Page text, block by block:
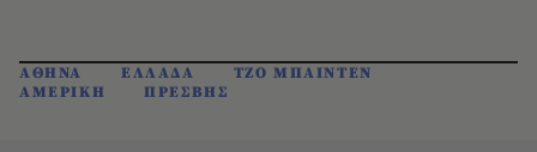
ΑΘΗΝΑ ΕΛΛΑΔΑ
ΤΖΟ ΜΠΑΙΝΤΕΝ
ΑΜΕΡΙΚΗ
ΠΡΕΣΒΗΣ